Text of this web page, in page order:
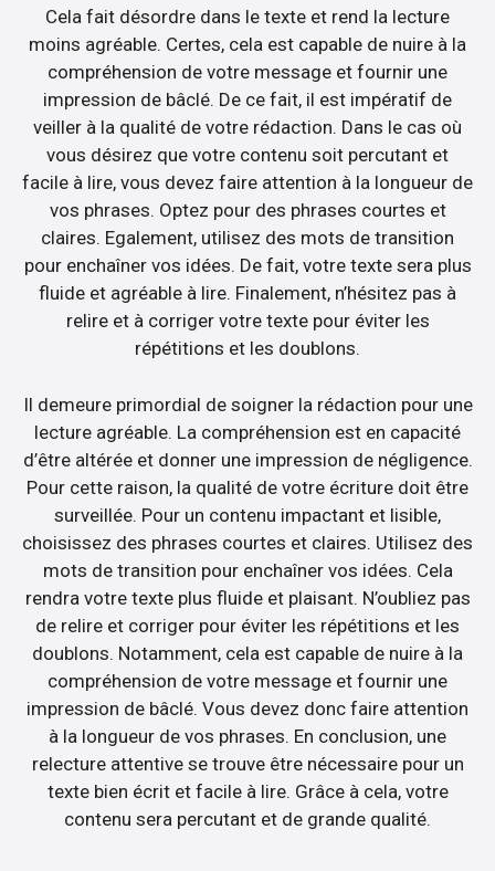
Cela fait désordre dans le texte et rend la lecture
moins agréable. Certes, cela est capable de nuire à la
compréhension de votre message et fournir une
impression de bâclé. De ce fait, il est impératif de
veiller à la qualité de votre rédaction. Dans le cas où
vous désirez que votre contenu soit percutant et
facile à lire, vous devez faire attention à la longueur de
vos phrases. Optez pour des phrases courtes et
claires. Egalement, utilisez des mots de transition
pour enchaîner vos idées. De fait, votre texte sera plus
fluide et agréable à lire. Finalement, n’hésitez pas à
relire et à corriger votre texte pour éviter les
répétitions et les doublons.
Il demeure primordial de soigner la rédaction pour une
lecture agréable. La compréhension est en capacité
d’être altérée et donner une impression de négligence.
Pour cette raison, la qualité de votre écriture doit être
surveillée. Pour un contenu impactant et lisible,
choisissez des phrases courtes et claires. Utilisez des
mots de transition pour enchaîner vos idées. Cela
rendra votre texte plus fluide et plaisant. N’oubliez pas
de relire et corriger pour éviter les répétitions et les
doublons. Notamment, cela est capable de nuire à la
compréhension de votre message et fournir une
impression de bâclé. Vous devez donc faire attention
à la longueur de vos phrases. En conclusion, une
relecture attentive se trouve être nécessaire pour un
texte bien écrit et facile à lire. Grâce à cela, votre
contenu sera percutant et de grande qualité.